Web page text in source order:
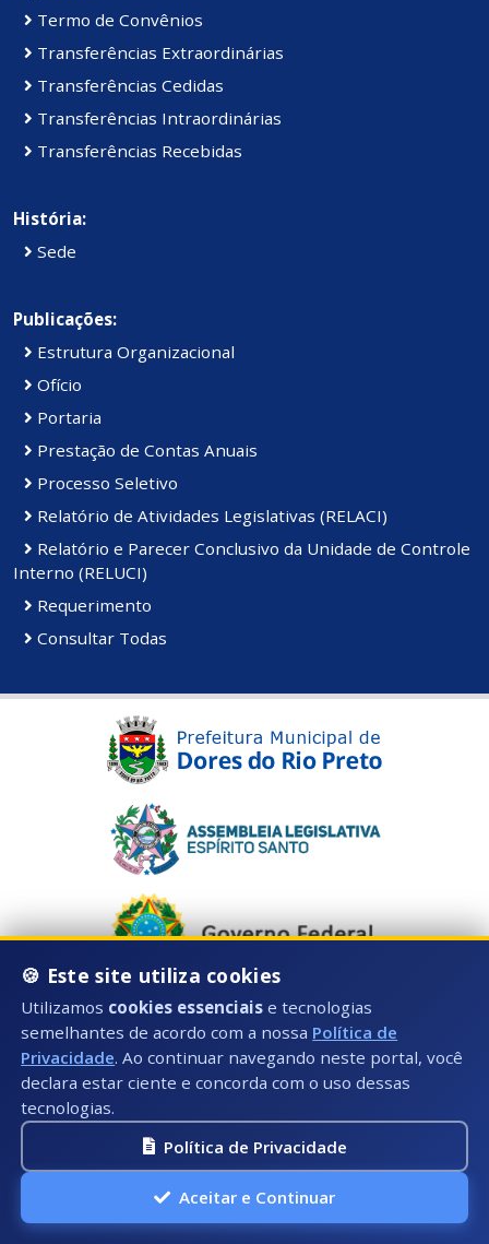
Termo de Convênios
Transferências Extraordinárias
Transferências Cedidas
Transferências Intraordinárias
Transferências Recebidas
História:
Sede
Publicações:
Estrutura Organizacional
Ofício
Portaria
Prestação de Contas Anuais
Processo Seletivo
Relatório de Atividades Legislativas (RELACI)
Relatório e Parecer Conclusivo da Unidade de Controle
Interno (RELUCI)
Requerimento
Consultar Todas
Horário de Atendimento:
Segunda à Sexta: 08:00 às 11:00 / 12:00 às 16:00
Telefone:
Fixo: (28) 3559-1599 / 1415
WhatsApp: (28) 99982-1810
🍪 Este site utiliza cookies
Utilizamos cookies essenciais e tecnologias
semelhantes de acordo com a nossa Política de
Privacidade. Ao continuar navegando neste portal, você
declara estar ciente e concorda com o uso dessas
tecnologias.
Política de Privacidade
Aceitar e Continuar